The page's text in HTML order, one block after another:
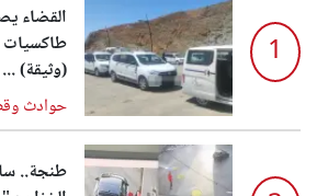
1
القضاء
طاكسيات
(وثيقة) ...
حوادث
طنجة..